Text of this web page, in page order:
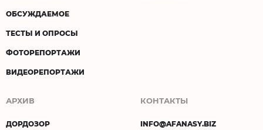
ОБСУЖДАЕМОЕ
ТЕСТЫ И ОПРОСЫ
ФОТОРЕПОРТАЖИ
ВИДЕОРЕПОРТАЖИ
АРХИВ
ДОРДОЗОР
КОНТАКТЫ
INFO@AFANASY.BIZ